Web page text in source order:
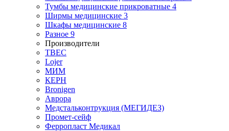
Тумбы медицинские прикроватные 4
Ширмы медицинские 3
Шкафы медицинские 8
Разное 9
Производители
ТВЕС
Lojer
МИМ
КЕРН
Bronigen
Аврора
Медстальконтрукция (МЕГИДЕЗ)
Промет-сейф
Ферропласт Медикал